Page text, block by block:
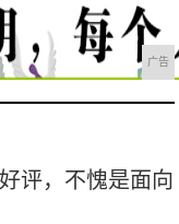
广告
评，不愧是面向